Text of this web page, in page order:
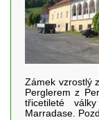
Zámek vzrostlý
Perglerem z
třicetileté
Marradase.